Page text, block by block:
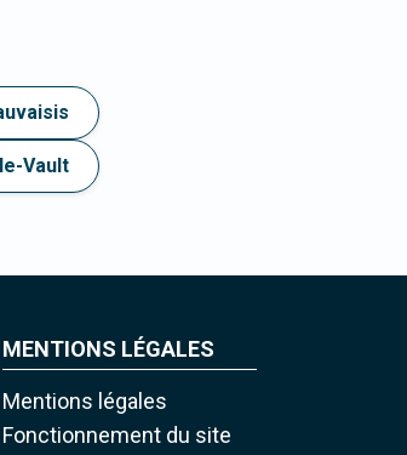
Vault
MENTIONS LÉGALES
Mentions légales
Fonctionnement du site